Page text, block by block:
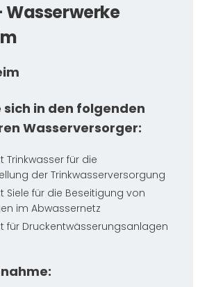
sich in den folgenden
Wasserversorger:
Trinkwasser für die
der Trinkwasserversorgung
Siele für die Beseitigung von
im Abwassernetz
für Druckentwässerungsanlagen